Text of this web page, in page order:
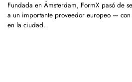
Fundada en Ámsterdam, FormX pasó de
a un importante proveedor europeo — con
en la ciudad.